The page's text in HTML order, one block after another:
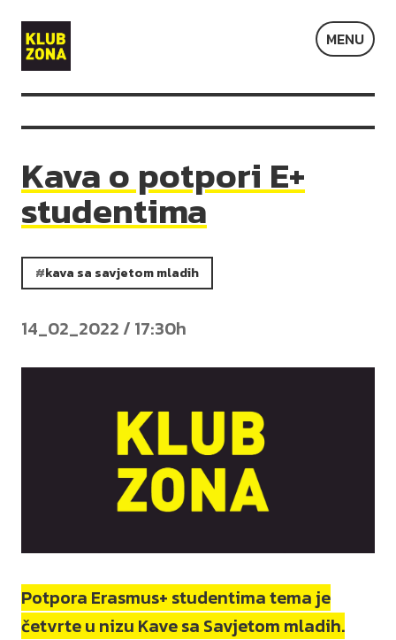
Klub
Zona
MENU
Kava o potpori E+
studentima
kava sa savjetom mladih
14_02_2022 / 17:30h
Potpora Erasmus+ studentima tema je
četvrte u nizu Kave sa Savjetom mladih.